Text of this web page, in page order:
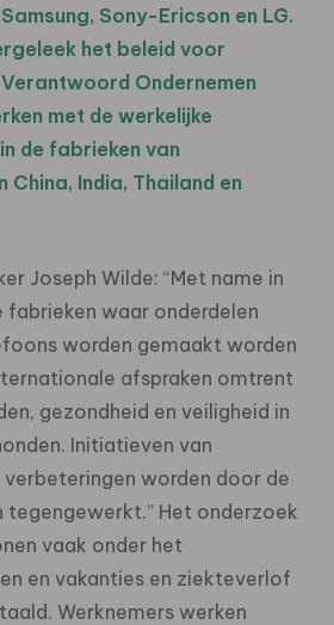
Sony-Ericson en LG.
het beleid voor
Ondernemen
met de werkelijke
de fabrieken van
India, Thailand en
Joseph Wilde: “Met name in
fabrieken waar onderdelen
worden gemaakt worden
afspraken omtrent
gezondheid en veiligheid in
Initiatieven van
worden door de
tegengewerkt.” Het onderzoek
vaak onder het
en vakanties en ziekteverlof
Werknemers werken